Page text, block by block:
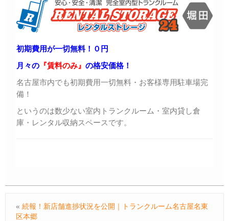
初期費用が一切無料！０円
月々の 『賃料のみ』 の格安価格！
名古屋市内でも初期費用一切無料・お客様専用駐車場完
備！
というのは数少ない室内トランクルーム・室内貸し倉
庫・レンタル収納スペースです。
« 続報！新店舗進捗状況を公開｜トランクルーム名古屋名東
区本郷